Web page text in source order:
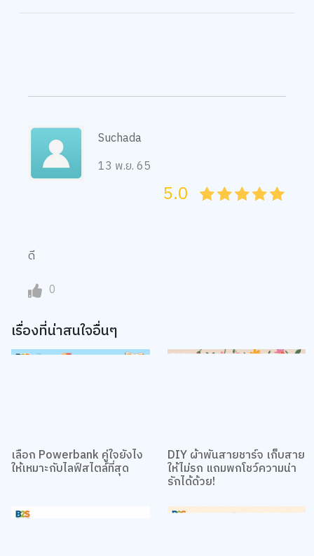
45
4
35
3
25
2
15
1
05
5.0
เรื่องที่น่าสนใจอื่นๆ
เลือก Powerbank คู่ใจยังไง
ให้เหมาะกับไลฟ์สไตล์ที่สุด
DIY ผ้าพันสายชาร์จ เก็บสาย
ให้ไม่รก แถมพกโชว์ความน่า